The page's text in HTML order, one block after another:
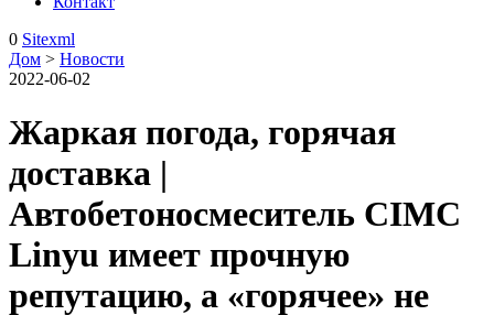
0 Sitexml
Дом > Новости
2022-06-02
Жаркая погода, горячая
доставка |
Автобетоносмеситель CIMC
Linyu имеет прочную
репутацию, а «горячее» не